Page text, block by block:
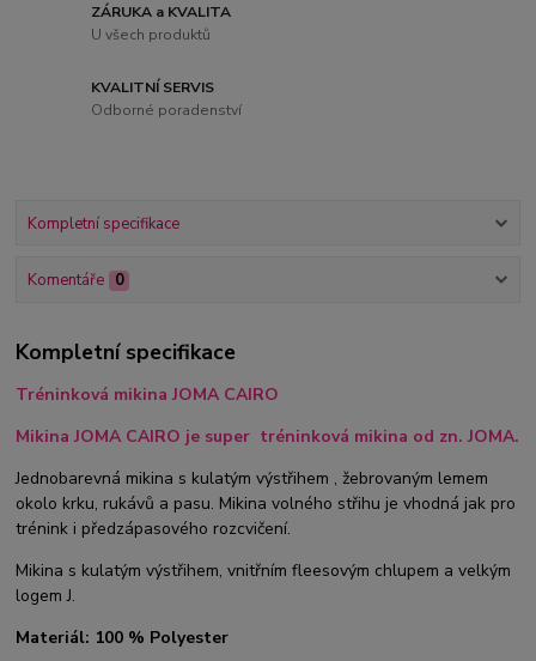
ZÁRUKA a KVALITA
U všech produktů
KVALITNÍ SERVIS
Odborné poradenství
Kompletní specifikace
Komentáře 0
Kompletní specifikace
Tréninková mikina JOMA CAIRO
Mikina JOMA CAIRO je super tréninková mikina od zn. JOMA.
Jednobarevná mikina s kulatým výstřihem ,žebrovaným lemem
okolo krku, rukávů a pasu. Mikina volného střihu je vhodná jak pro
trénink i předzápasového rozcvičení.
Mikina s kulatým výstřihem, vnitřním fleesovým chlupem a velkým
logem J.
Materiál: 100 % Polyester